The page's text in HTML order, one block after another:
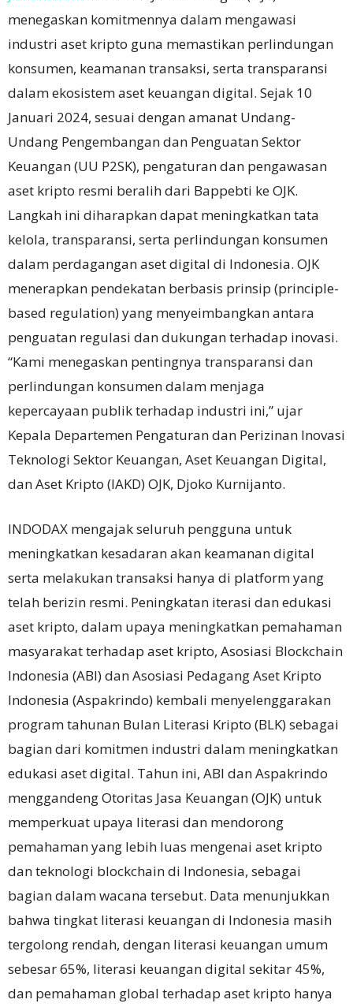
menegaskan komitmennya dalam mengawasi
industri aset kripto guna memastikan perlindungan
konsumen, keamanan transaksi, serta transparansi
dalam ekosistem aset keuangan digital. Sejak 10
Januari 2024, sesuai dengan amanat Undang-
Undang Pengembangan dan Penguatan Sektor
Keuangan (UU P2SK), pengaturan dan pengawasan
aset kripto resmi beralih dari Bappebti ke OJK.
Langkah ini diharapkan dapat meningkatkan tata
kelola, transparansi, serta perlindungan konsumen
dalam perdagangan aset digital di Indonesia. OJK
menerapkan pendekatan berbasis prinsip (principle-
based regulation) yang menyeimbangkan antara
penguatan regulasi dan dukungan terhadap inovasi.
“Kami menegaskan pentingnya transparansi dan
perlindungan konsumen dalam menjaga
kepercayaan publik terhadap industri ini,” ujar
Kepala Departemen Pengaturan dan Perizinan Inovasi
Teknologi Sektor Keuangan, Aset Keuangan Digital,
dan Aset Kripto (IAKD) OJK, Djoko Kurnijanto.
INDODAX mengajak seluruh pengguna untuk
meningkatkan kesadaran akan keamanan digital
serta melakukan transaksi hanya di platform yang
telah berizin resmi. Peningkatan iterasi dan edukasi
aset kripto, dalam upaya meningkatkan pemahaman
masyarakat terhadap aset kripto, Asosiasi Blockchain
Indonesia (ABI) dan Asosiasi Pedagang Aset Kripto
Indonesia (Aspakrindo) kembali menyelenggarakan
program tahunan Bulan Literasi Kripto (BLK) sebagai
bagian dari komitmen industri dalam meningkatkan
edukasi aset digital. Tahun ini, ABI dan Aspakrindo
menggandeng Otoritas Jasa Keuangan (OJK) untuk
memperkuat upaya literasi dan mendorong
pemahaman yang lebih luas mengenai aset kripto
dan teknologi blockchain di Indonesia, sebagai
bagian dalam wacana tersebut. Data menunjukkan
bahwa tingkat literasi keuangan di Indonesia masih
tergolong rendah, dengan literasi keuangan umum
sebesar 65%, literasi keuangan digital sekitar 45%,
dan pemahaman global terhadap aset kripto hanya